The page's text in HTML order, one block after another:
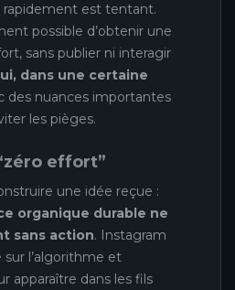
est tentant.
possible d’obtenir une
sans publier ni interagir
dans une certaine
des nuances importantes
les pièges.
effort”
une idée reçue :
organique durable ne
sans action. Instagram
sur l’algorithme et
apparaître dans les fils